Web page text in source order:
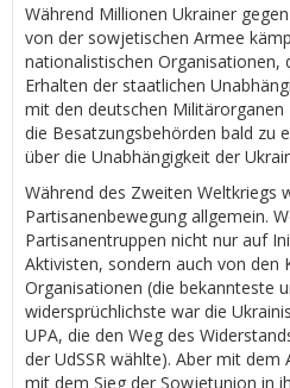
Während Millionen Ukrainer
von der sowjetischen Armee
nationalistischen Organisationen,
Erhalten der staatlichen
mit den deutschen Militärorganen
die Besatzungsbehörden bald zu
über die Unabhängigkeit der
Während des Zweiten Weltkriegs
Partisanenbewegung allgemein.
Partisanentruppen nicht nur auf
Aktivisten, sondern auch von den
Organisationen (die bekannteste
widersprüchlichste war die
UPA, die den Weg des
der UdSSR wählte). Aber mit dem
mit dem Sieg der Sowjetunion in